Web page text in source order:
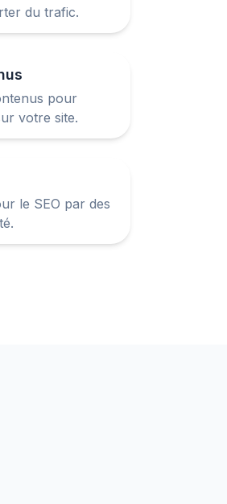
du trafic.
pour
générer du trafic qualifié et durable sur votre site.
le SEO par des